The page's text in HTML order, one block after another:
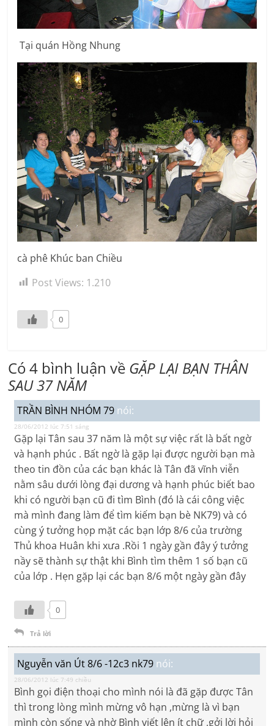
Tại quán Hồng Nhung
cà phê Khúc ban Chiều
Post Views: 1.210
0
Có 4 bình luận về GẶP LẠI BẠN THÂN
SAU 37 NĂM
TRẦN BÌNH NHÓM 79 nói:
28/06/2012 lúc 7:51 sáng
Gặp lại Tân sau 37 năm là một sự việc rất là bất ngờ
và hạnh phúc . Bất ngờ là gặp lại được người bạn mà
theo tin đồn của các bạn khác là Tân đã vĩnh viễn
nằm sâu dưới lòng đại dương và hạnh phúc biết bao
khi có người bạn cũ đi tìm Bình (đó là cái công việc
mà mình đang làm để tìm kiếm bạn bè NK79) và có
cùng ý tưởng họp mặt các bạn lớp 8/6 của trường
Thủ khoa Huân khi xưa .Rồi 1 ngày gần đây ý tưởng
nầy sẽ thành sự thật khi Bình tìm thêm 1 số bạn cũ
của lớp . Hẹn gặp lại các bạn 8/6 một ngày gần đây
0
Trả lời
Nguyễn văn Út 8/6 -12c3 nk79 nói:
28/06/2012 lúc 7:49 chiều
Bình gọi điện thoại cho mình nói là đã gặp được Tân
thì trong lòng mình mừng vô hạn ,mừng là vì bạn
mình còn sống và nhờ Bình viết lên ít chữ ,gởi lời hỏi